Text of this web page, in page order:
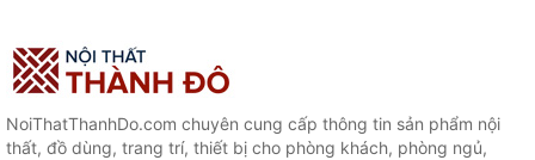
NoiThatThanhDo.com chuyên cung cấp thông tin sản phẩm nội
thất, đồ dùng, trang trí, thiết bị cho phòng khách, phòng ngủ,